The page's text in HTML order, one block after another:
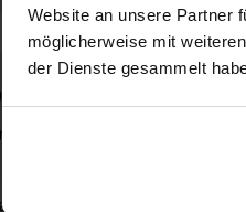
Website an unsere Partner
möglicherweise mit
der Dienste gesammelt